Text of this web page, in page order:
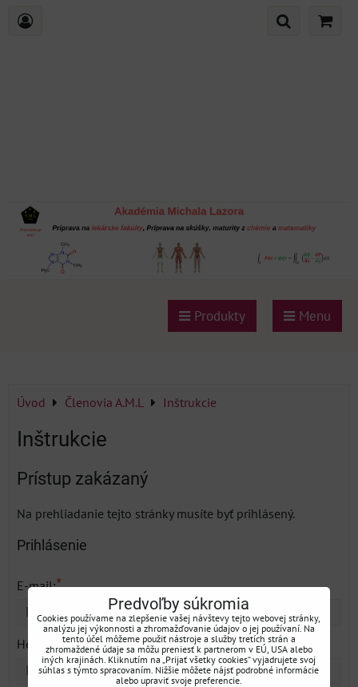
Produkty Menu
Úvod Členovia A.M.L Inštrukcie
Inštrukcie
Prístup zakázaný
Na prehliadanie tejto stránky musíte byť prihlásený.
Prihlásenie
E-mail:*
Heslo:*
Predvoľby súkromia
Cookies používame na zlepšenie vašej návštevy tejto webovej stránky,
analýzu jej výkonnosti a zhromažďovanie údajov o jej používaní. Na
tento účel môžeme použiť nástroje a služby tretích strán a
zhromaždené údaje sa môžu preniesť k partnerom v EÚ, USA alebo
iných krajinách. Kliknutím na „Prijať všetky cookies“ vyjadrujete svoj
súhlas s týmto spracovaním. Nižšie môžete nájsť podrobné informácie
alebo upraviť svoje preferencie.